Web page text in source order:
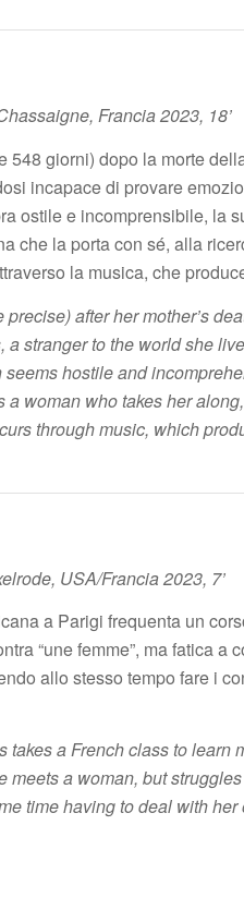
Francia 2023, 18’
548 giorni) dopo la morte
incapace di provare
ostile e incomprensibile, la
che la porta con sé, alla
la musica, che
after her mother’s
stranger to the world she
hostile and
woman who takes her
through music, which
USA/Francia 2023, 7’
a Parigi frequenta un
“une femme”, ma fatica a
allo stesso tempo fare i
a French class to learn
meets a woman, but
time having to deal with